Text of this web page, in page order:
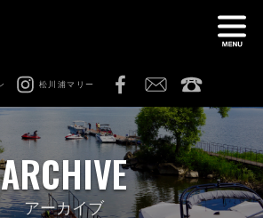
松川浦マリー
在庫情報
猪苗代ビーチサイドマリーナ
ARCHIVE
アーカイブ